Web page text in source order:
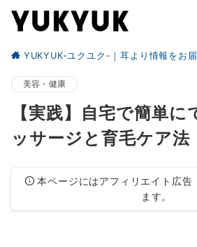
YUKYUK-ユクユク-｜耳より情報をお届
美容・健康
【実践】自宅で簡単に
ッサージと育毛ケア法
本ページにはアフィリエイト広告
ます。